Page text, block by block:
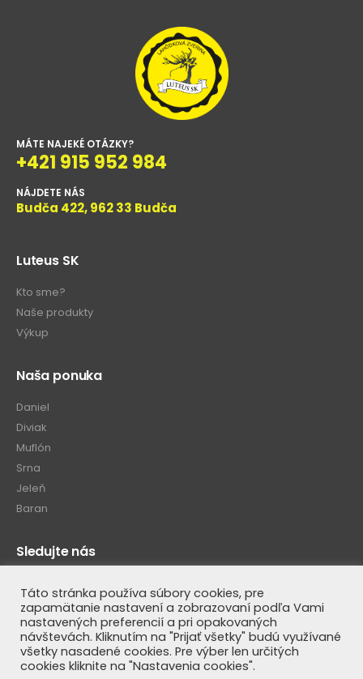
MÁTE NAJEKÉ OTÁZKY?
+421 915 952 984
NÁJDETE NÁS
Budča 422, 962 33 Budča
Luteus SK
Kto sme?
Naše produkty
Výkup
Naša ponuka
Daniel
Diviak
Muflón
Srna
Jeleň
Baran
Sledujte nás
© Luteus SK 2020. All Rights Reserved
Táto stránka používa súbory cookies, pre
zapamätanie nastavení a zobrazovaní podľa Vami
nastavených preferencií a pri opakovaných
návštevách. Kliknutím na "Prijať všetky" budú využívané
všetky nasadené cookies. Pre výber len určitých
cookies kliknite na "Nastavenia cookies".